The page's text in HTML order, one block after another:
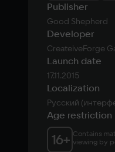
Publisher
Good Shepherd
Developer
CreateiveForge
Launch date
17.11.2015
Localization
Русский
Age restriction
16+ Contains
viewing by